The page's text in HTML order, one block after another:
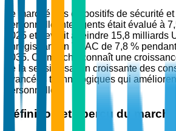
Le marché des dispositifs de sécurité
personnelle intelligents était évalué à
2025 et devrait atteindre 15,8 milliards
enregistrant un TCAC de 7,8 %
2035. Ce marché connaît une
de la sensibilisation croissante des
avancées technologiques qui
personnelle.
Définition et aperçu du marché